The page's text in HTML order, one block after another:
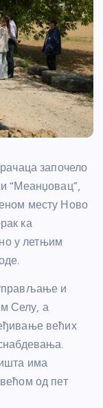
започело
“Меанџовац”,
месту Ново
ка
у летњим
и
Селу, а
већих
има
од пет